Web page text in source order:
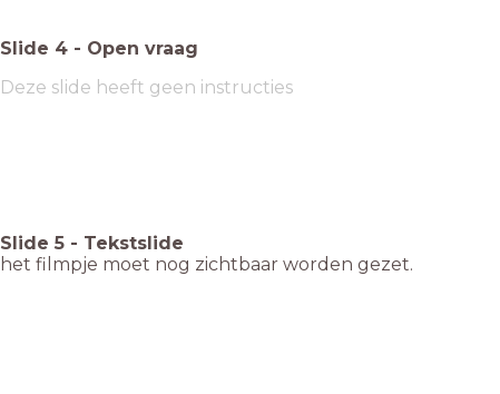
Slide 4 - Open vraag
Deze slide heeft geen instructies
Slide 5 - Tekstslide
het filmpje moet nog zichtbaar worden gezet.